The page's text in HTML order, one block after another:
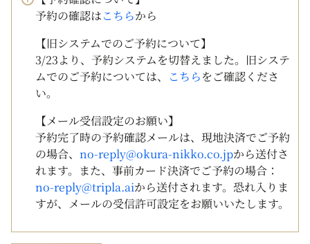
予約の確認はこちらから
【旧システムでのご予約について】
3/23より、予約システムを切替えました。旧システ
ムでのご予約については、
こちらをご確認くださ
い。
【メール受信設定のお願い】
予約完了時の予約確認メールは、現地決済でご予約
の場合、 no-reply@okura-nikko.co.jpから送付さ
れます。また、事前カード決済でご予約の場合：
no-reply@tripla.aiから送付されます。恐れ入りま
すが、メールの受信許可設定をお願いいたします。